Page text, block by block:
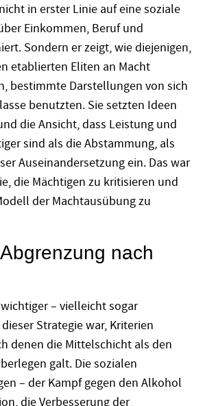
in erster Linie auf eine soziale
Einkommen, Beruf und
Sondern er zeigt, wie diejenigen,
etablierten Eliten an Macht
bestimmte Darstellungen von sich
benutzten. Sie setzten Ideen
die Ansicht, dass Leistung und
sind als die Abstammung, als
Auseinandersetzung ein. Das war
die Mächtigen zu kritisieren und
der Machtausübung zu
nach
– vielleicht sogar
Strategie war, Kriterien
denen die Mittelschicht als den
galt. Die sozialen
– der Kampf gegen den Alkohol
die Verbesserung der